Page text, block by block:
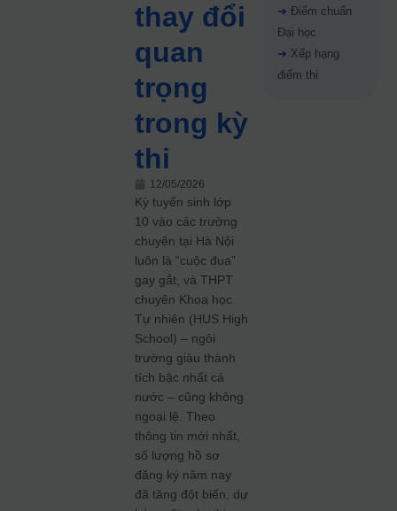
thay đổi
quan
trọng
trong kỳ
thi
12/05/2026
Kỳ tuyển sinh lớp
10 vào các trường
chuyên tại Hà Nội
luôn là “cuộc đua”
gay gắt, và THPT
chuyên Khoa học
Tự nhiên (HUS High
School) – ngôi
trường giàu thành
tích bậc nhất cả
nước – cũng không
ngoại lệ. Theo
thông tin mới nhất,
số lượng hồ sơ
đăng ký năm nay
đã tăng đột biến, dự
➜ Điểm chuẩn
Đại học
➜ Xếp hạng
điểm thi